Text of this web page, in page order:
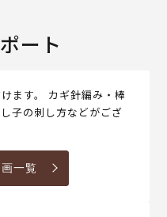
ート
ます。 カギ針編み・棒
子の刺し方などがござ
一覧